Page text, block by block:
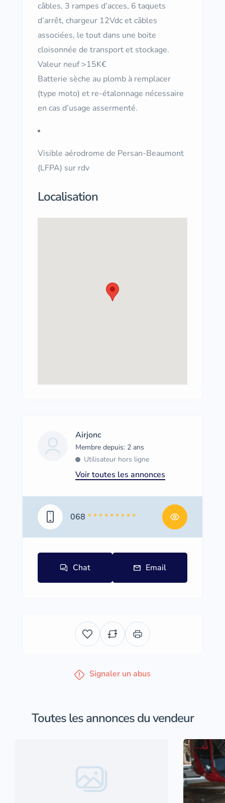
câbles, 3 rampes d’acces, 6 taquets
d’arrêt, chargeur 12Vdc et câbles
associées, le tout dans une boite
cloisonnée de transport et stockage.
Valeur neuf >15K€
Batterie sèche au plomb à remplacer
(type moto) et re-étalonnage nécessaire
en cas d’usage assermenté.
Visible aérodrome de Persan-Beaumont
(LFPA) sur rdv
Localisation
Airjonc
Membre depuis: 2 ans
Utilisateur hors ligne
Voir toutes les annonces
068 * * * * * * * * *
Chat Email
Signaler un abus
Toutes les annonces du vendeur